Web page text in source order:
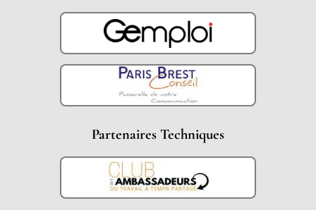
Partenaires Techniques